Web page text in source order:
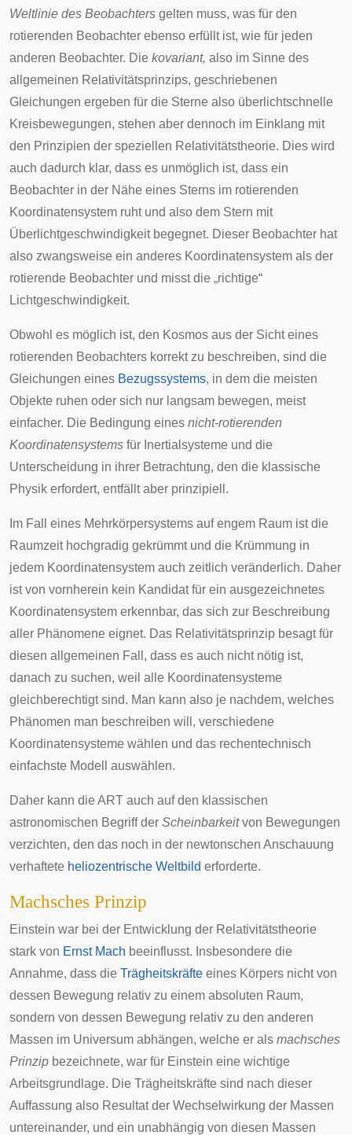
Weltlinie des Beobachters gelten muss, was für den
rotierenden Beobachter ebenso erfüllt ist, wie für jeden
anderen Beobachter. Die kovariant, also im Sinne des
allgemeinen Relativitätsprinzips, geschriebenen
Gleichungen ergeben für die Sterne also überlichtschnelle
Kreisbewegungen, stehen aber dennoch im Einklang mit
den Prinzipien der speziellen Relativitätstheorie. Dies wird
auch dadurch klar, dass es unmöglich ist, dass ein
Beobachter in der Nähe eines Sterns im rotierenden
Koordinatensystem ruht und also dem Stern mit
Überlichtgeschwindigkeit begegnet. Dieser Beobachter hat
also zwangsweise ein anderes Koordinatensystem als der
rotierende Beobachter und misst die „richtige“
Lichtgeschwindigkeit.
Obwohl es möglich ist, den Kosmos aus der Sicht eines
rotierenden Beobachters korrekt zu beschreiben, sind die
Gleichungen eines Bezugssystems, in dem die meisten
Objekte ruhen oder sich nur langsam bewegen, meist
einfacher. Die Bedingung eines nicht-rotierenden
Koordinatensystems für Inertialsysteme und die
Unterscheidung in ihrer Betrachtung, den die klassische
Physik erfordert, entfällt aber prinzipiell.
Im Fall eines Mehrkörpersystems auf engem Raum ist die
Raumzeit hochgradig gekrümmt und die Krümmung in
jedem Koordinatensystem auch zeitlich veränderlich. Daher
ist von vornherein kein Kandidat für ein ausgezeichnetes
Koordinatensystem erkennbar, das sich zur Beschreibung
aller Phänomene eignet. Das Relativitätsprinzip besagt für
diesen allgemeinen Fall, dass es auch nicht nötig ist,
danach zu suchen, weil alle Koordinatensysteme
gleichberechtigt sind. Man kann also je nachdem, welches
Phänomen man beschreiben will, verschiedene
Koordinatensysteme wählen und das rechentechnisch
einfachste Modell auswählen.
Daher kann die ART auch auf den klassischen
astronomischen Begriff der Scheinbarkeitvon Bewegungen
verzichten, den das noch in der newtonschen Anschauung
verhaftete heliozentrische Weltbild erforderte.
Machsches Prinzip
Einstein war bei der Entwicklung der Relativitätstheorie
stark von Ernst Mach beeinflusst. Insbesondere die
Annahme, dass die Trägheitskräfte eines Körpers nicht von
dessen Bewegung relativ zu einem absoluten Raum,
sondern von dessen Bewegung relativ zu den anderen
Massen im Universum abhängen, welche er als machsches
Prinzip bezeichnete, war für Einstein eine wichtige
Arbeitsgrundlage. Die Trägheitskräfte sind nach dieser
Auffassung also Resultat der Wechselwirkung der Massen
untereinander, und ein unabhängig von diesen Massen